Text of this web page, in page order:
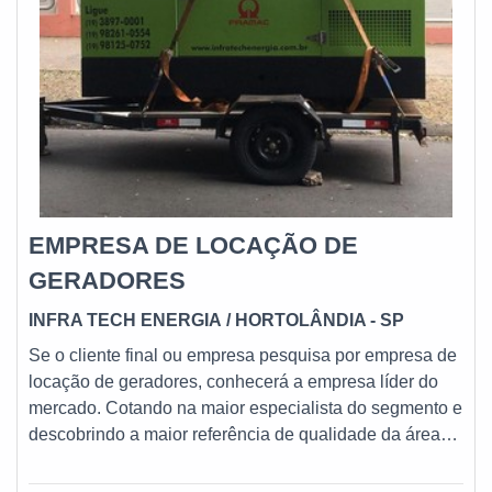
EMPRESA DE LOCAÇÃO DE
GERADORES
INFRA TECH ENERGIA / HORTOLÂNDIA - SP
Se o cliente final ou empresa pesquisa por empresa de
locação de geradores, conhecerá a empresa líder do
mercado. Cotando na maior especialista do segmento e
descobrindo a maior referência de qualidade da área
LOCAÇÃO DE GERADORESSe alguém quer achar